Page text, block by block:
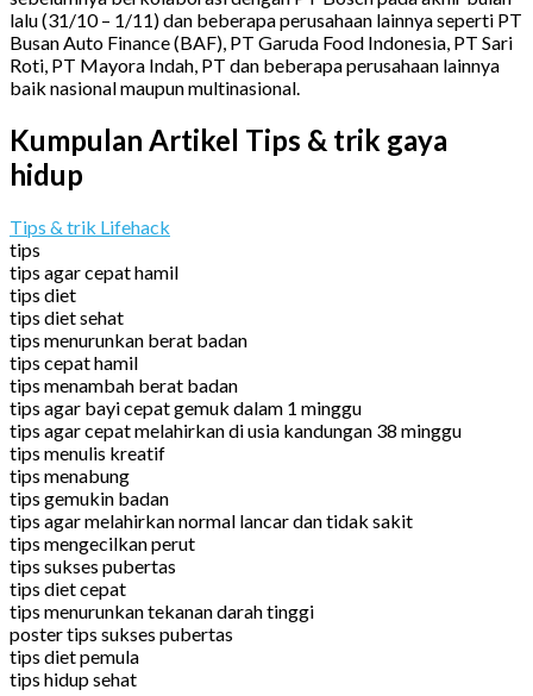
lalu (31/10 – 1/11) dan beberapa perusahaan lainnya seperti PT
Busan Auto Finance (BAF), PT Garuda Food Indonesia, PT Sari
Roti, PT Mayora Indah, PT dan beberapa perusahaan lainnya
baik nasional maupun multinasional.
Kumpulan Artikel Tips & trik gaya
hidup
Tips & trik Lifehack
tips
tips agar cepat hamil
tips diet
tips diet sehat
tips menurunkan berat badan
tips cepat hamil
tips menambah berat badan
tips agar bayi cepat gemuk dalam 1 minggu
tips agar cepat melahirkan di usia kandungan 38 minggu
tips menulis kreatif
tips menabung
tips gemukin badan
tips agar melahirkan normal lancar dan tidak sakit
tips mengecilkan perut
tips sukses pubertas
tips diet cepat
tips menurunkan tekanan darah tinggi
poster tips sukses pubertas
tips diet pemula
tips hidup sehat